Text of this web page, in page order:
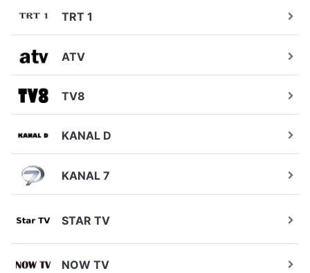
TRT 1
ATV
TV8
KANAL D
KANAL 7
STAR TV
NOW TV